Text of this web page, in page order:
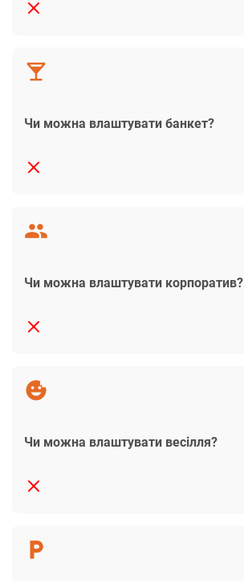
Чи можна влаштувати банкет?
Чи можна влаштувати корпоратив?
Чи можна влаштувати весілля?